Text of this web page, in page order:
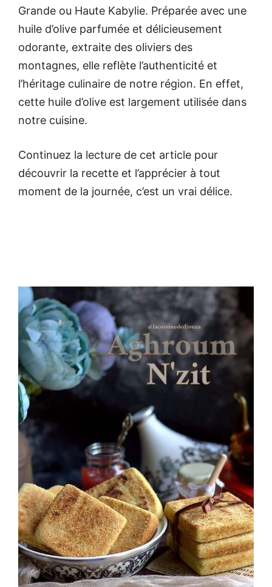
Grande ou Haute Kabylie. Préparée avec une
huile d’olive parfumée et délicieusement
odorante, extraite des oliviers des
montagnes, elle reflète l’authenticité et
l’héritage culinaire de notre région. En effet,
cette huile d’olive est largement utilisée dans
notre cuisine.
Continuez la lecture de cet article pour
découvrir la recette et l’apprécier à tout
moment de la journée, c’est un vrai délice.